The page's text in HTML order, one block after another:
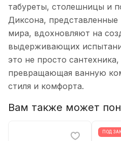
табуреты, столешницы и
Диксона,
мира, вдохновляют на
выдерживающих
это не просто
превращающая ванную
стиля и комфорта.
Вам также может
ПОД